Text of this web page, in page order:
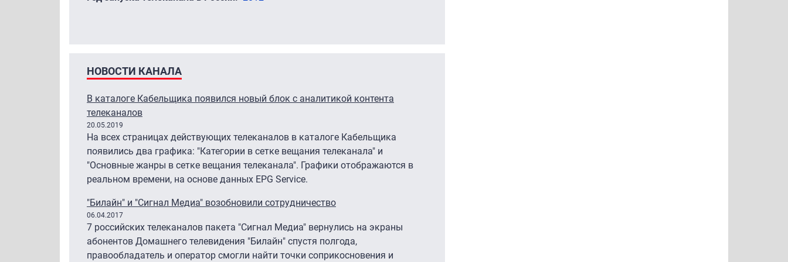
НОВОСТИ КАНАЛА
В каталоге Кабельщика появился новый блок с аналитикой контента
телеканалов
20.05.2019
На всех страницах действующих телеканалов в каталоге Кабельщика
появились два графика: "Категории в сетке вещания телеканала" и
"Основные жанры в сетке вещания телеканала". Графики отображаются в
реальном времени, на основе данных EPG Service.
"Билайн" и "Сигнал Медиа" возобновили сотрудничество
06.04.2017
7 российских телеканалов пакета "Сигнал Медиа" вернулись на экраны
абонентов Домашнего телевидения "Билайн" спустя полгода,
правообладатель и оператор смогли найти точки соприкосновения и